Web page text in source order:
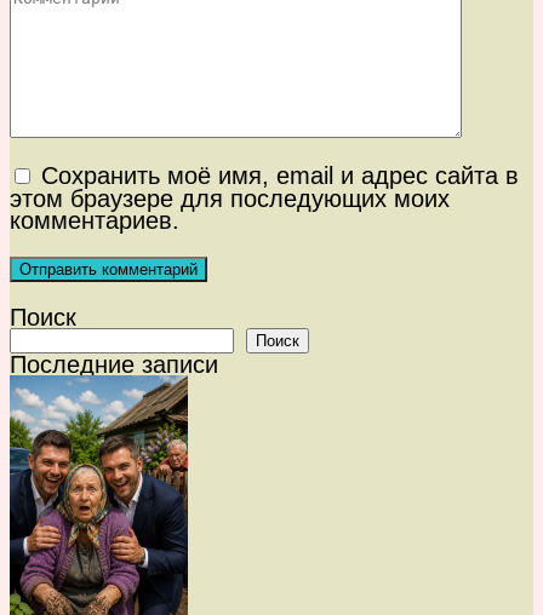
Сохранить моё имя, email и адрес сайта в
этом браузере для последующих моих
комментариев.
Поиск
Поиск
Последние записи